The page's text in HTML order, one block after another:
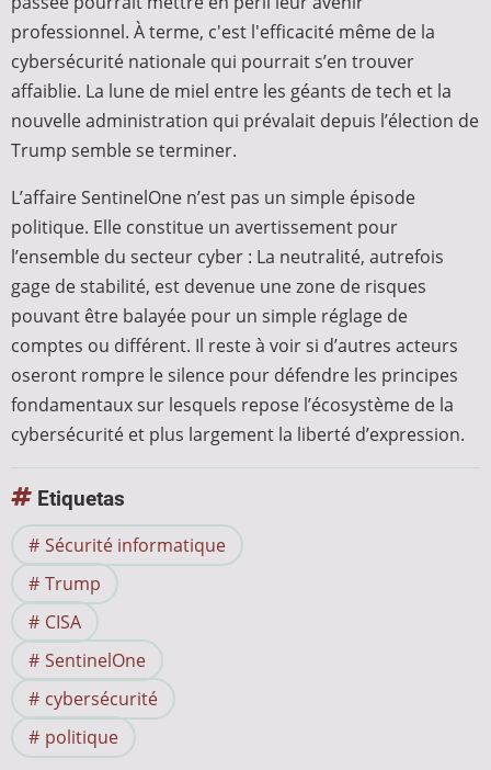
professionnel. À terme, c'est l'efficacité même de la
cybersécurité nationale qui pourrait s’en trouver
affaiblie. La lune de miel entre les géants de tech et la
nouvelle administration qui prévalait depuis l’élection de
Trump semble se terminer.
L’affaire SentinelOne n’est pas un simple épisode
politique. Elle constitue un avertissement pour
l’ensemble du secteur cyber : La neutralité, autrefois
gage de stabilité, est devenue une zone de risques
pouvant être balayée pour un simple réglage de
comptes ou différent. Il reste à voir si d’autres acteurs
oseront rompre le silence pour défendre les principes
fondamentaux sur lesquels repose l’écosystème de la
cybersécurité et plus largement la liberté d’expression.
Etiquetas
Sécurité informatique
Trump
CISA
SentinelOne
cybersécurité
politique